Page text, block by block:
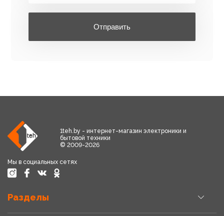
Отправить
1teh.by - интернет-магазин электроники и
бытовой техники
© 2009-2026
Мы в социальных сетях
Разделы